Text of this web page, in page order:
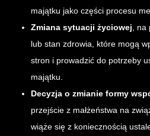
majątku jako części procesu
Zmiana sytuacji życiowej, na
lub stan zdrowia, które mogą
stron i prowadzić do potrzeby
majątku.
Decyzja o zmianie formy
przejście z małżeństwa na
wiąże się z koniecznością